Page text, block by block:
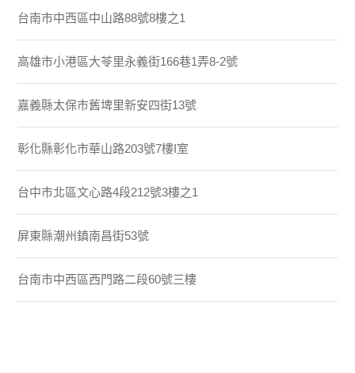
台南市中西區中山路88號8樓之1
高雄市小港區大苓里永義街166巷1弄8-2號
嘉義縣太保市舊埤里新安四街13號
彰化縣彰化市華山路203號7樓I室
台中市北區文心路4段212號3樓之1
屏東縣潮州鎮南昌街53號
台南市中西區西門路二段60號三樓